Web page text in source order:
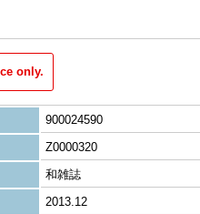
only.
900024590
Z0000320
和雑誌
2013.12